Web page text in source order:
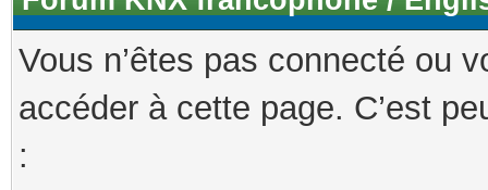
Vous n’êtes pas connecté ou
accéder à cette page. C’est
: